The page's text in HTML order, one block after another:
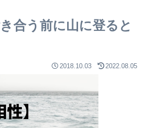
合う前に山に登ると
2018.10.03 2022.08.05